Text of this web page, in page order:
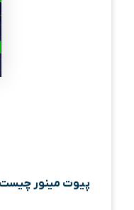
پیوت مینور